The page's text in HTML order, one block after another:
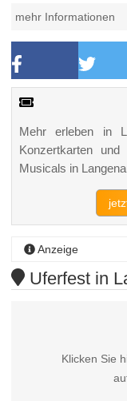
mehr Informationen
Mehr erleben in
Konzertkarten
Musicals in
Anzeige
Uferfest in
Klicken Sie